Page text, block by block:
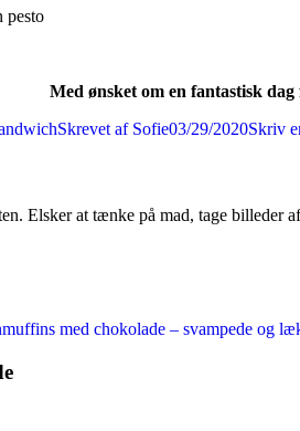
Med ønsket om en fantastisk
Skrevet af Sofie03/29/2020Skriv
Elsker at tænke på mad, tage
med chokolade – svampede og